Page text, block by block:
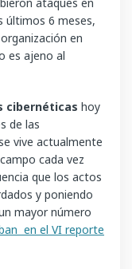
últimos 6 meses,
en
es ajeno al
cibernéticas hoy
de las
vive actualmente
cada vez
que los actos
y poniendo
mayor número
en el VI reporte